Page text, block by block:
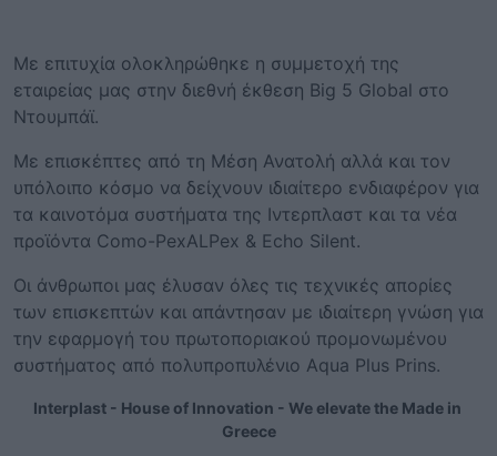
Με επιτυχία ολοκληρώθηκε η συμμετοχή της
εταιρείας μας στην διεθνή έκθεση Big 5 Global στο
Ντουμπάϊ.
Με επισκέπτες από τη Μέση Ανατολή αλλά και τον
υπόλοιπο κόσμο να δείχνουν ιδιαίτερο ενδιαφέρον για
τα καινοτόμα συστήματα της Ιντερπλαστ και τα νέα
προϊόντα Como-PexALPex & Echo Silent.
Οι άνθρωποι μας έλυσαν όλες τις τεχνικές απορίες
των επισκεπτών και απάντησαν με ιδιαίτερη γνώση για
την εφαρμογή του πρωτοποριακού προμονωμένου
συστήματος από πολυπροπυλένιο Aqua Plus Prins.
Interplast - House of Innovation - We elevate the Made in
Greece